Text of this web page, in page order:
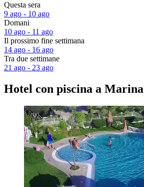
Questa sera
9 ago - 10 ago
Domani
10 ago - 11 ago
Il prossimo fine settimana
14 ago - 16 ago
Tra due settimane
21 ago - 23 ago
Hotel con piscina a